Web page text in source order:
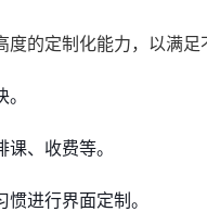
的定制化能力，以满足
、收费等。
进行界面定制。